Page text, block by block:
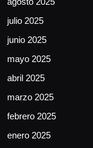
julio 2025
junio 2025
mayo 2025
abril 2025
marzo 2025
febrero 2025
enero 2025